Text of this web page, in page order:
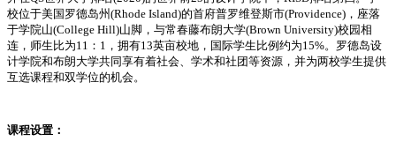
校位于美国罗德岛州(Rhode Island)的首府普罗维登斯市(Providence)，座落
于学院山(College Hill)山脚，与常春藤布朗大学(Brown University)校园相
连，师生比为11：1，拥有13英亩校地，国际学生比例约为15%。罗德岛设
计学院和布朗大学共同享有着社会、学术和社团等资源，并为两校学生提供
互选课程和双学位的机会。
课程设置：